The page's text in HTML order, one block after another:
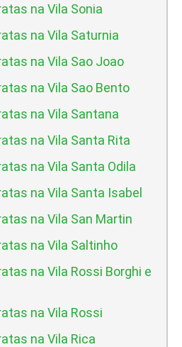
na Vila Sonia
na Vila Saturnia
na Vila Sao Joao
na Vila Sao Bento
na Vila Santana
na Vila Santa Rita
na Vila Santa Odila
na Vila Santa Isabel
na Vila San Martin
na Vila Saltinho
na Vila Rossi Borghi e
na Vila Rossi
na Vila Rica